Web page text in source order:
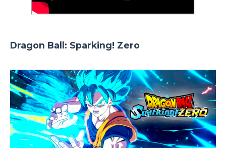
Dragon Ball: Sparking! Zero